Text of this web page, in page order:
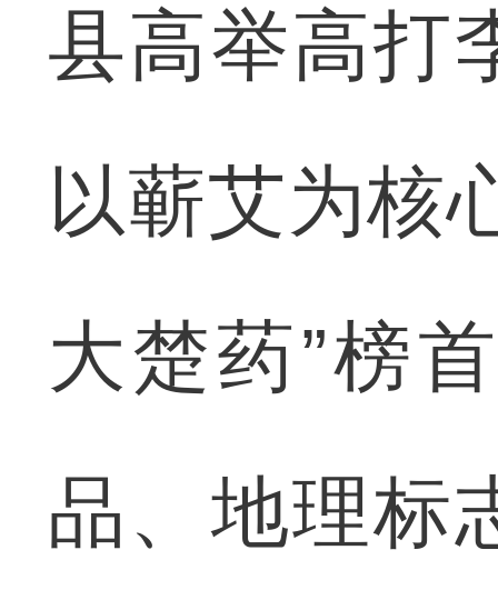
县高举高打
以蕲艾为核
大楚药”榜
品、地理标